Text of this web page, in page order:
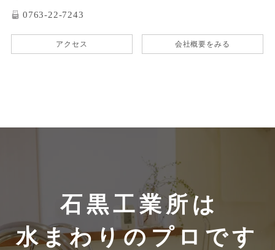
0763-22-7243
アクセス 会社概要をみる
石黒工業所は
水まわりのプロです